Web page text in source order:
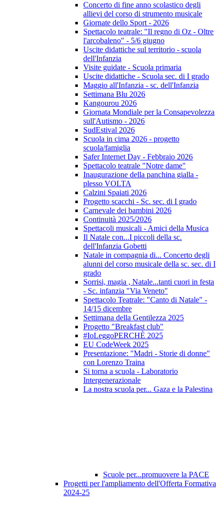
Concerto di fine anno scolastico degli
allievi del corso di strumento musicale
Giornate dello Sport - 2026
Spettacolo teatrale: "Il regno di Oz - Oltre
l'arcobaleno" - 5/6 giugno
Uscite didattiche sul territorio - scuola
dell'Infanzia
Visite guidate - Scuola primaria
Uscite didattiche - Scuola sec. di I grado
Maggio all'Infanzia - sc. dell'Infanzia
Settimana Blu 2026
Kangourou 2026
Giornata Mondiale per la Consapevolezza
sull'Autismo - 2026
SudEstival 2026
Scuola in cima 2026 - progetto
scuola/famiglia
Safer Internet Day - Febbraio 2026
Spettacolo teatrale "Notre dame"
Inaugurazione della panchina gialla -
plesso VOLTA
Calzini Spaiati 2026
Progetto scacchi - Sc. sec. di I grado
Carnevale dei bambini 2026
Continuità 2025/2026
Spettacoli musicali - Amici della Musica
Il Natale con...I piccoli della sc.
dell'Infanzia Gobetti
Natale in compagnia di... Concerto degli
alunni del corso musicale della sc. sec. di I
grado
Sorrisi, magia , Natale...tanti cuori in festa
- Sc. infanzia "Via Veneto"
Spettacolo Teatrale: "Canto di Natale" -
14/15 dicembre
Settimana della Gentilezza 2025
Progetto "Breakfast club"
#IoLeggoPERCHÈ 2025
EU CodeWeek 2025
Presentazione: "Madri - Storie di donne"
con Lorenzo Traina
Si torna a scuola - Laboratorio
Intergenerazionale
La nostra scuola per... Gaza e la Palestina
Scuole per...promuovere la PACE
Progetti per l'ampliamento dell'Offerta Formativa
2024-25